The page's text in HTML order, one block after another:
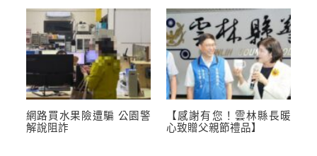
網路買水果險遭騙 公園警
解說阻詐
【感謝有您！雲林縣長暖
心致贈父親節禮品】